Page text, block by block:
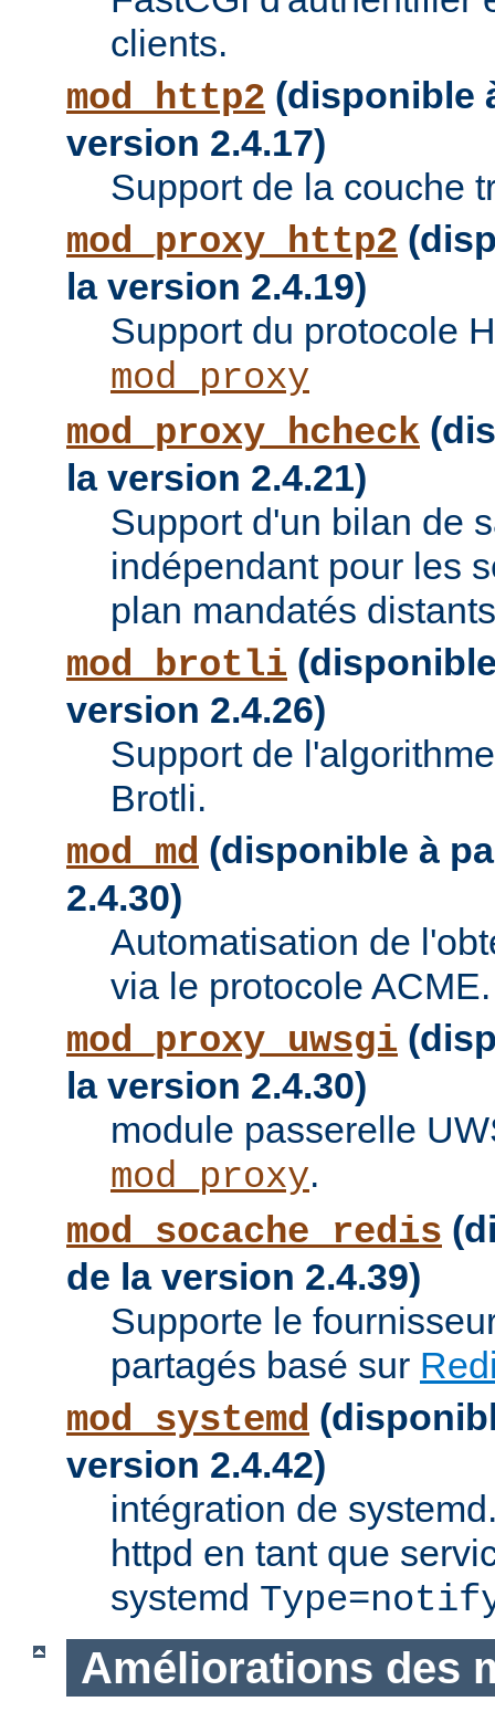
clients.
mod_http2 (disponible
version 2.4.17)
Support de la couche
mod_proxy_http2
la version 2.4.19)
Support du protocole
mod_proxy
mod_proxy_hcheck
la version 2.4.21)
Support d'un bilan de
indépendant pour les
plan mandatés
mod_brotli
version 2.4.26)
Support de
Brotli.
mod_md (disponible à
2.4.30)
Automatisation de
via le protocole ACME.
mod_proxy_uwsgi
la version 2.4.30)
module passerelle
mod_proxy.
mod_socache_redis
de la version 2.4.39)
Supporte le
partagés basé sur
mod_systemd
version 2.4.42)
intégration de
httpd en tant que
systemd
Améliorations des